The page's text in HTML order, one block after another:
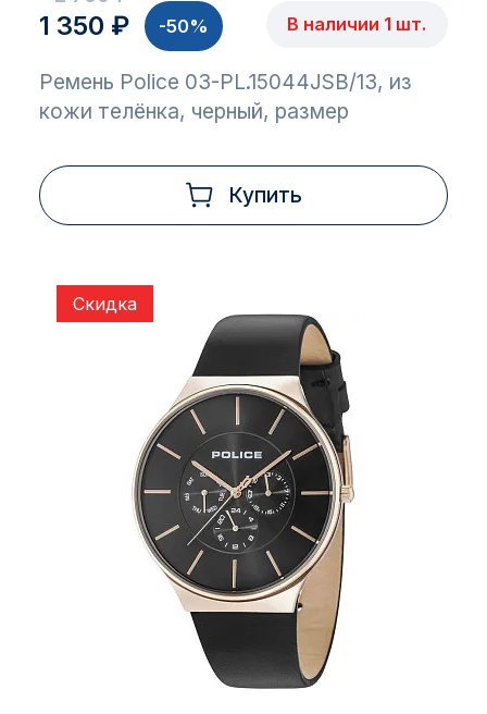
1 350 ₽ -50% В наличии 1 шт.
Ремень Police 03-PL.15044JSB/13, из
кожи телёнка, черный, размер
Купить
Скидка